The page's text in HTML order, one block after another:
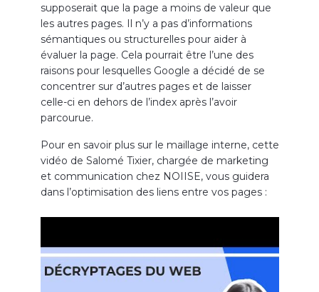
supposerait que la page a moins de valeur que
les autres pages. Il n’y a pas d’informations
sémantiques ou structurelles pour aider à
évaluer la page. Cela pourrait être l’une des
raisons pour lesquelles Google a décidé de se
concentrer sur d’autres pages et de laisser
celle-ci en dehors de l’index après l’avoir
parcourue.
Pour en savoir plus sur le maillage interne, cette
vidéo de Salomé Tixier, chargée de marketing
et communication chez NOIISE, vous guidera
dans l’optimisation des liens entre vos pages :